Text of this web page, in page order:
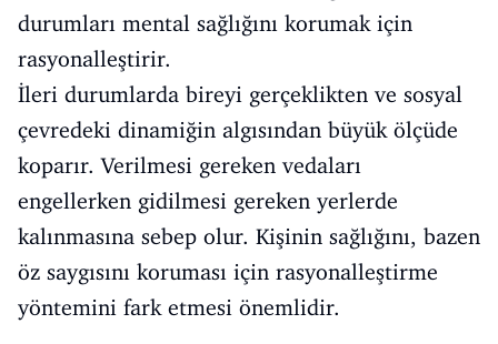
durumları mental sağlığını korumak için
rasyonalleştirir.
İleri durumlarda bireyi gerçeklikten ve sosyal
çevredeki dinamiğin algısından büyük ölçüde
koparır. Verilmesi gereken vedaları
engellerken gidilmesi gereken yerlerde
kalınmasına sebep olur. Kişinin sağlığını, bazen
öz saygısını koruması için rasyonalleştirme
yöntemini fark etmesi önemlidir.